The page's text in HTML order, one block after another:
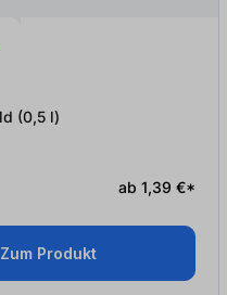
Apfelwein-Gold (0,5 l)
ab 1,39 €*
Zum Produkt